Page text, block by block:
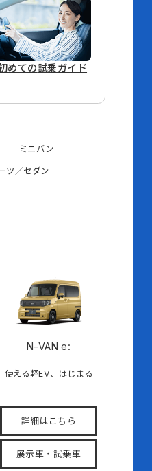
めての試乗ガイド
ミニバン
ツ／セダン
N-VAN e:
使える軽EV、はじまる
詳細はこちら
展示車・試乗車